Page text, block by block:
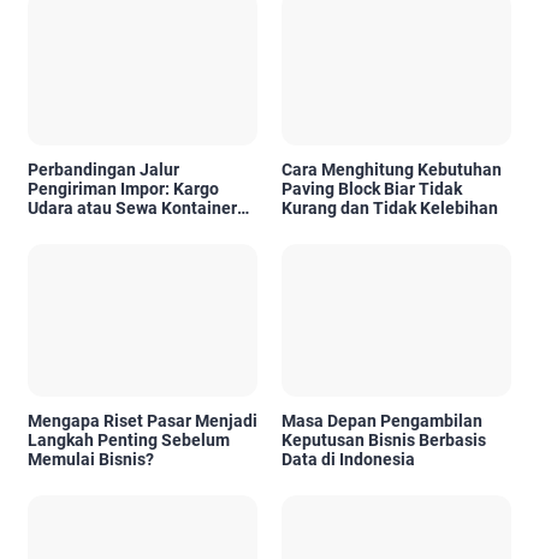
Perbandingan Jalur
Pengiriman Impor: Kargo
Udara atau Sewa Kontainer
Cara Menghitung Kebutuhan
Paving Block Biar Tidak
Kurang dan Tidak Kelebihan
Mengapa Riset Pasar Menjadi
Langkah Penting Sebelum
Memulai Bisnis?
Masa Depan Pengambilan
Keputusan Bisnis Berbasis
Data di Indonesia